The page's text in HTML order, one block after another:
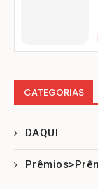
CATEGORIAS
DAQUI